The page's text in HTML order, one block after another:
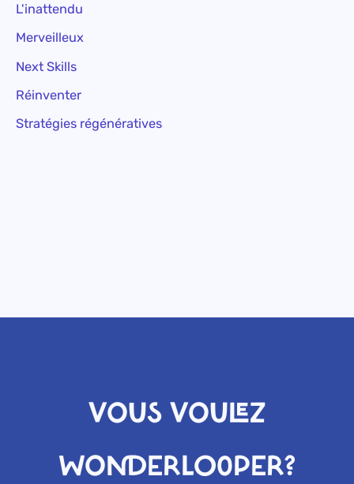
L'inattendu
Merveilleux
Next Skills
Réinventer
Stratégies régénératives
VOUS VOULEZ
WONDERLOOPER?